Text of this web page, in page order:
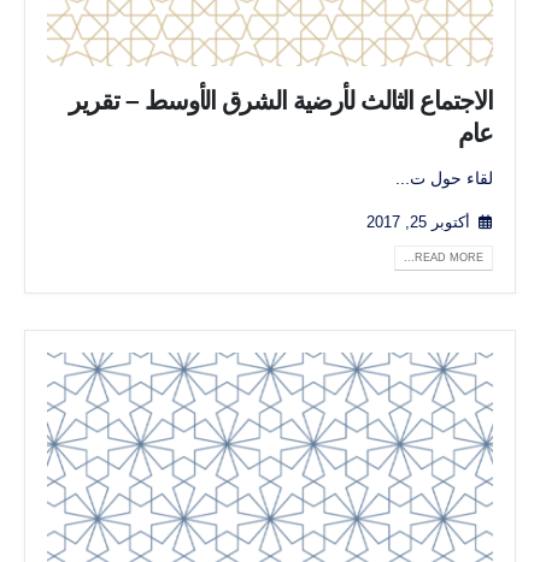
الاجتماع الثالث لأرضية الشرق الأوسط – تقرير
عام
لقاء حول ت...
أكتوبر 25, 2017
READ MORE...